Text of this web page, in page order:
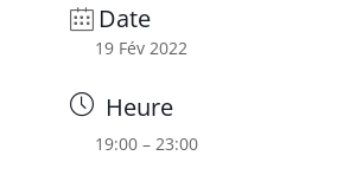
Date
19 Fév 2022
Heure
19:00 – 23:00